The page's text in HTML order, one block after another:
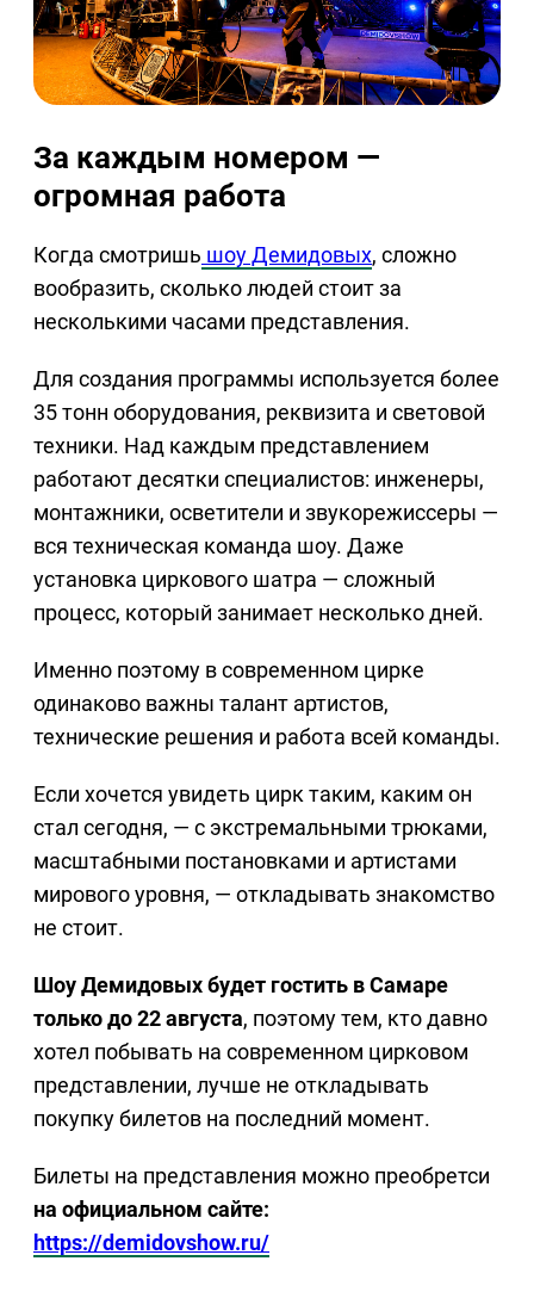
За каждым номером —
огромная работа
Когда смотришь шоу Демидовых, сложно
вообразить, сколько людей стоит за
несколькими часами представления.
Для создания программы используется более
35 тонн оборудования, реквизита и световой
техники. Над каждым представлением
работают десятки специалистов: инженеры,
монтажники, осветители и звукорежиссеры —
вся техническая команда шоу. Даже
установка циркового шатра — сложный
процесс, который занимает несколько дней.
Именно поэтому в современном цирке
одинаково важны талант артистов,
технические решения и работа всей команды.
Если хочется увидеть цирк таким, каким он
стал сегодня, — с экстремальными трюками,
масштабными постановками и артистами
мирового уровня, — откладывать знакомство
не стоит.
Шоу Демидовых будет гостить в Самаре
только до 22 августа, поэтому тем, кто давно
хотел побывать на современном цирковом
представлении, лучше не откладывать
покупку билетов на последний момент.
Билеты на представления можно преобретси
на официальном сайте:
https://demidovshow.ru/